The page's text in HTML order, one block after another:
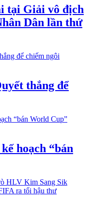
tại Giải vô địch
Dân lần thứ
thắng để
hoạch “bán